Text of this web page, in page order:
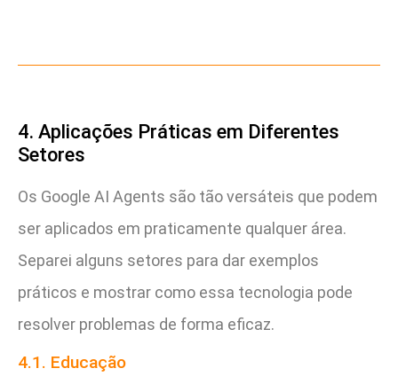
4. Aplicações Práticas em Diferentes
Setores
Os Google AI Agents são tão versáteis que podem
ser aplicados em praticamente qualquer área.
Separei alguns setores para dar exemplos
práticos e mostrar como essa tecnologia pode
resolver problemas de forma eficaz.
4.1. Educação